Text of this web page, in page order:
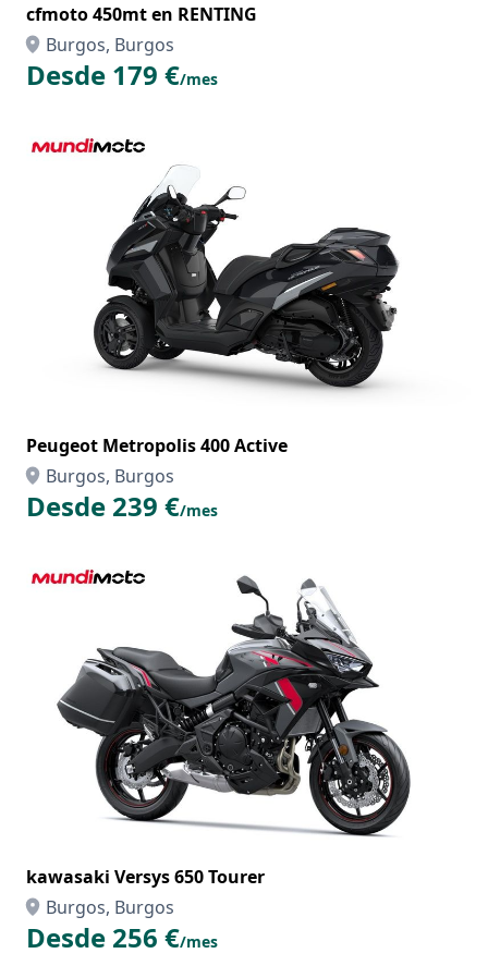
cfmoto 450mt en RENTING
Burgos, Burgos
Desde 179 €/mes
Peugeot Metropolis 400 Active
Burgos, Burgos
Desde 239 €/mes
kawasaki Versys 650 Tourer
Burgos, Burgos
Desde 256 €/mes